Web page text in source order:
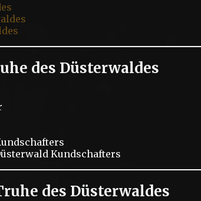
des Düsterwaldes
Kundschafters
des Düsterwaldes